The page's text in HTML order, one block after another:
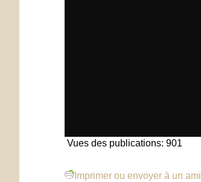
Vues des publications: 901
Imprimer ou envoyer à un ami